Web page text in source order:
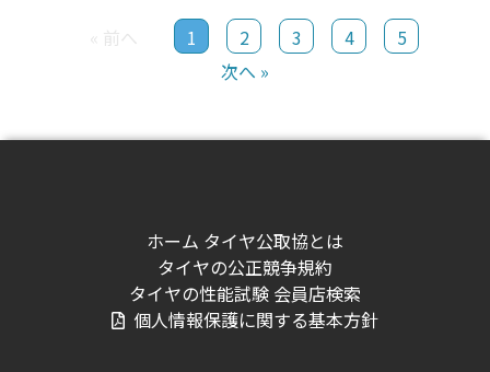
« 前へ 1 2 3 4
5
次へ »
ホーム タイヤ公取協とは
タイヤの公正競争規約
タイヤの性能試験 会員店検索
個人情報保護に関する基本方針